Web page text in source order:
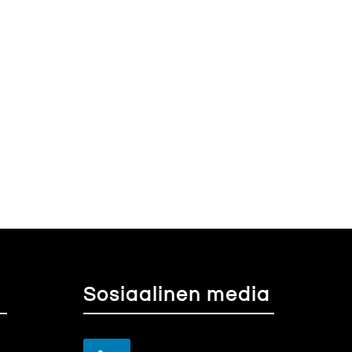
Sosiaalinen media